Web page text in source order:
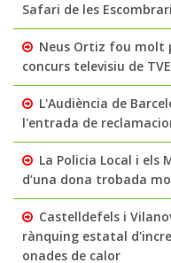
Safari de les
Neus Ortiz fou molt
concurs televisiu de
L'Audiència de
l'entrada de
La Policia Local i
d’una dona trobada
Castelldefels i
rànquing estatal
onades de calor